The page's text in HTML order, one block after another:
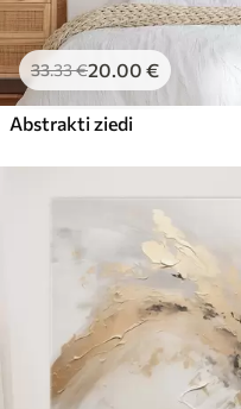
33.33€20.00 €
Abstrakti ziedi